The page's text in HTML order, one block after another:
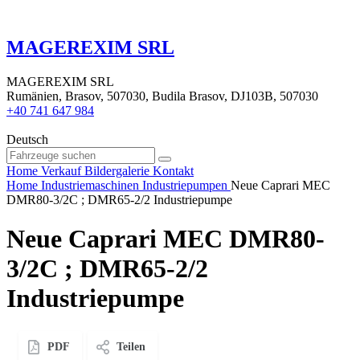
MAGEREXIM SRL
MAGEREXIM SRL
Rumänien, Brasov, 507030, Budila Brasov, DJ103B, 507030
+40 741 647 984
Deutsch
Home Verkauf Bildergalerie Kontakt
Home Industriemaschinen Industriepumpen Neue Caprari MEC
DMR80-3/2C ; DMR65-2/2 Industriepumpe
Neue Caprari MEC DMR80-
3/2C ; DMR65-2/2
Industriepumpe
PDF Teilen